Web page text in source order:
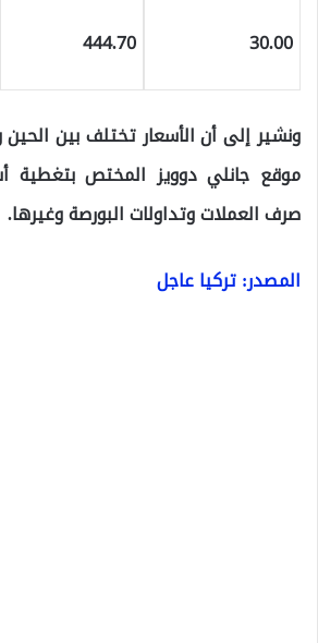
30.00
444.70
ونشير إلى أن الأسعار تختلف بين الحين
موقع جانلي دوويز المختص بتغطية
صرف العملات وتداولات البورصة وغيرها.
المصدر: تركيا عاجل